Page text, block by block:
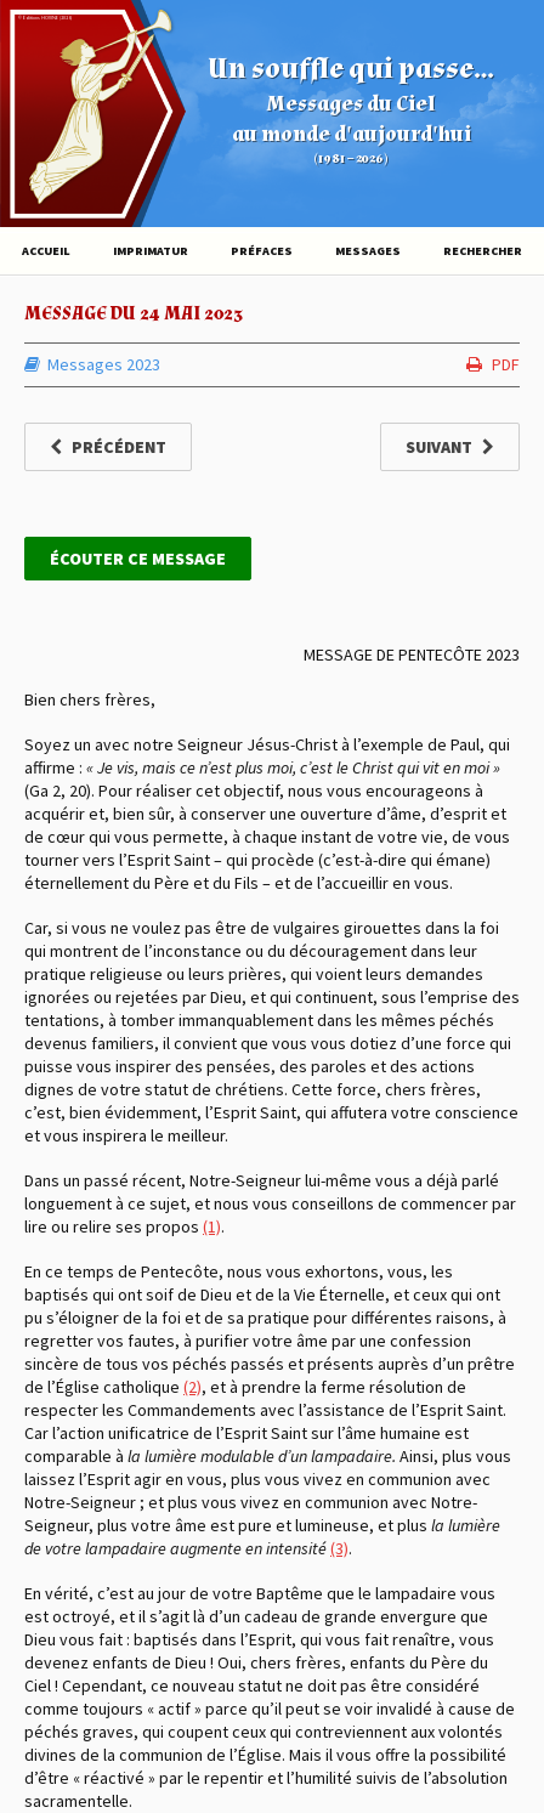
Un souffle qui passe...
Messages du Ciel
au monde d'aujourd'hui
(1981 – 2026)
© Éditions HOVINE (2026)
ACCUEIL IMPRIMATUR PRÉFACES MESSAGES RECHERCHER
MESSAGE DU 24 MAI 2023
Messages 2023 PDF
PRÉCÉDENT SUIVANT
ÉCOUTER CE MESSAGE
MESSAGE DE PENTECÔTE 2023
Bien chers frères,
Soyez un avec notre Seigneur Jésus-Christ à l’exemple de Paul, qui
affirme : « Je vis, mais ce n’est plus moi, c’est le Christ qui vit en moi »
(Ga 2, 20). Pour réaliser cet objectif, nous vous encourageons à
acquérir et, bien sûr, à conserver une ouverture d’âme, d’esprit et
de cœur qui vous permette, à chaque instant de votre vie, de vous
tourner vers l’Esprit Saint – qui procède (c’est-à-dire qui émane)
éternellement du Père et du Fils – et de l’accueillir en vous.
Car, si vous ne voulez pas être de vulgaires girouettes dans la foi
qui montrent de l’inconstance ou du découragement dans leur
pratique religieuse ou leurs prières, qui voient leurs demandes
ignorées ou rejetées par Dieu, et qui continuent, sous l’emprise des
tentations, à tomber immanquablement dans les mêmes péchés
devenus familiers, il convient que vous vous dotiez d’une force qui
puisse vous inspirer des pensées, des paroles et des actions
dignes de votre statut de chrétiens. Cette force, chers frères,
c’est, bien évidemment, l’Esprit Saint, qui affutera votre conscience
et vous inspirera le meilleur.
Dans un passé récent, Notre-Seigneur lui-même vous a déjà parlé
longuement à ce sujet, et nous vous conseillons de commencer par
lire ou relire ses propos (1).
En ce temps de Pentecôte, nous vous exhortons, vous, les
baptisés qui ont soif de Dieu et de la Vie Éternelle, et ceux qui ont
pu s’éloigner de la foi et de sa pratique pour différentes raisons, à
regretter vos fautes, à purifier votre âme par une confession
sincère de tous vos péchés passés et présents auprès d’un prêtre
de l’Église catholique (2), et à prendre la ferme résolution de
respecter les Commandements avec l’assistance de l’Esprit Saint.
Car l’action unificatrice de l’Esprit Saint sur l’âme humaine est
comparable à la lumière modulable d’un lampadaire. Ainsi, plus vous
laissez l’Esprit agir en vous, plus vous vivez en communion avec
Notre-Seigneur ; et plus vous vivez en communion avec Notre-
Seigneur, plus votre âme est pure et lumineuse, et plus la lumière
de votre lampadaire augmente en intensité(3).
En vérité, c’est au jour de votre Baptême que le lampadaire vous
est octroyé, et il s’agit là d’un cadeau de grande envergure que
Dieu vous fait : baptisés dans l’Esprit, qui vous fait renaître, vous
devenez enfants de Dieu ! Oui, chers frères, enfants du Père du
Ciel ! Cependant, ce nouveau statut ne doit pas être considéré
comme toujours « actif » parce qu’il peut se voir invalidé à cause de
péchés graves, qui coupent ceux qui contreviennent aux volontés
divines de la communion de l’Église. Mais il vous offre la possibilité
d’être « réactivé » par le repentir et l’humilité suivis de l’absolution
sacramentelle.